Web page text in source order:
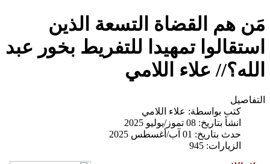
مَن هم القضاة التسعة الذين
استقالوا تمهيدا للتفريط بخور عبد
الله؟// علاء اللامي
التفاصيل
كتب بواسطة: علاء اللامي
انشأ بتاريخ: 08 تموز/يوليو 2025
حدث بتاريخ: 01 آب/أغسطس 2025
الزيارات: 945